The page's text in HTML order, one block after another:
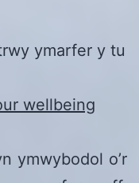
ymarfer y tu
wellbeing
ymwybodol o’r